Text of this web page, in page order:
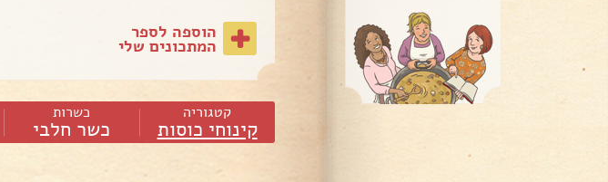
הוספה לספר
המתכונים שלי
קטגוריה
קינוחי כוסות
כשרות
כשר חלבי